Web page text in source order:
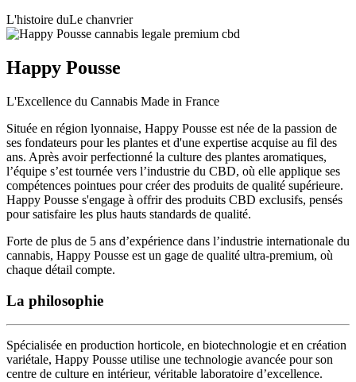
L'histoire duLe chanvrier
Happy Pousse
L'Excellence du Cannabis Made in France
Située en région lyonnaise, Happy Pousse est née de la passion de
ses fondateurs pour les plantes et d'une expertise acquise au fil des
ans. Après avoir perfectionné la culture des plantes aromatiques,
l’équipe s’est tournée vers l’industrie du CBD, où elle applique ses
compétences pointues pour créer des produits de qualité supérieure.
Happy Pousse s'engage à offrir des produits CBD exclusifs, pensés
pour satisfaire les plus hauts standards de qualité.
Forte de plus de 5 ans d’expérience dans l’industrie internationale du
cannabis, Happy Pousse est un gage de qualité ultra-premium, où
chaque détail compte.
La philosophie
Spécialisée en production horticole, en biotechnologie et en création
variétale, Happy Pousse utilise une technologie avancée pour son
centre de culture en intérieur, véritable laboratoire d’excellence.